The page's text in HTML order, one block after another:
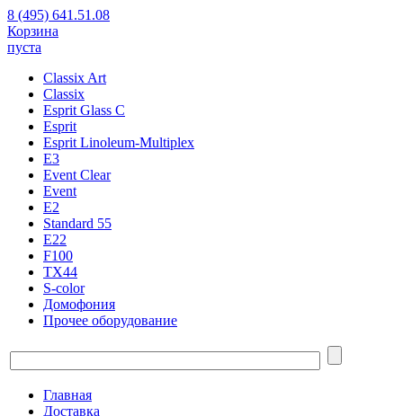
8 (495) 641.51.08
Корзина
пуста
Classix Art
Classix
Esprit Glass C
Esprit
Esprit Linoleum-Multiplex
E3
Event Clear
Event
E2
Standard 55
E22
F100
TX44
S-color
Домофония
Прочее оборудование
Главная
Доставка